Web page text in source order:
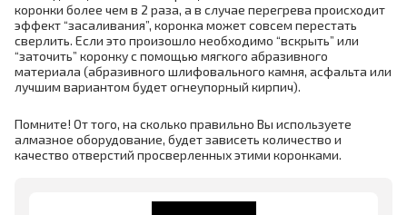
коронки более чем в 2 раза, а в случае перегрева происходит
эффект “засаливания”, коронка может совсем перестать
сверлить. Если это произошло необходимо “вскрыть” или
“заточить” коронку с помощью мягкого абразивного
материала (абразивного шлифовального камня, асфальта или
лучшим вариантом будет огнеупорный кирпич).
Помните! От того, на сколько правильно Вы используете
алмазное оборудование, будет зависеть количество и
качество отверстий просверленных этими коронками.